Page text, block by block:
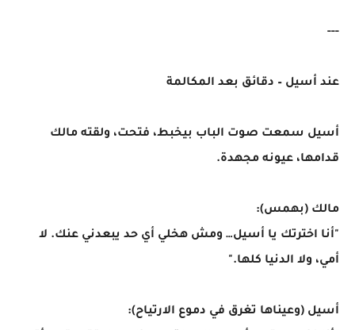
---
عند أسيل – دقائق بعد المكالمة
أسيل سمعت صوت الباب بيخبط، فتحت، ولقته مالك
قدامها، عيونه مجهدة.
مالك (بهمس):
"أنا اخترتك يا أسيل… ومش هخلي أي حد يبعدني عنك. لا
أمي، ولا الدنيا كلها."
أسيل (وعيناها تغرق في دموع الارتياح):